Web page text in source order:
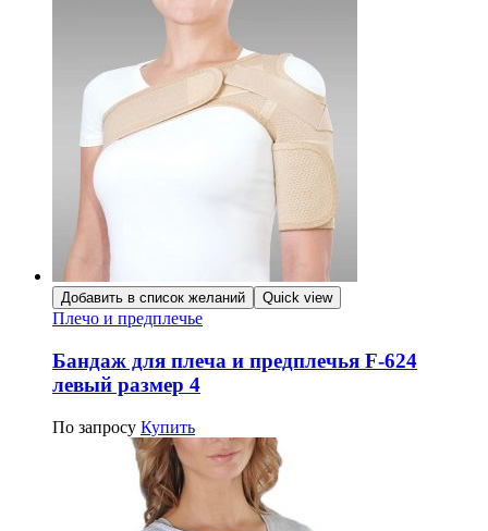
Добавить в список желаний Quick view
Плечо и предплечье
Бандаж для плеча и предплечья F-624
левый размер 4
По запросу Купить